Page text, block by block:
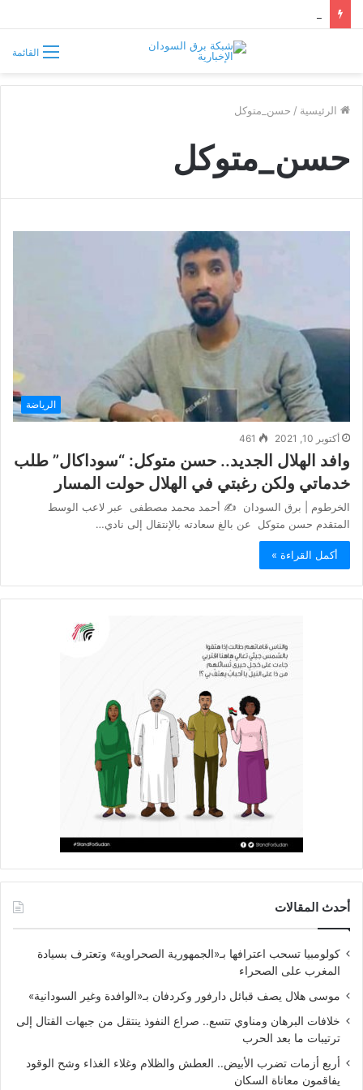
القائمة
الرئيسية / حسن_متوكل
حسن_متوكل
الرياضة
أكتوبر 10, 2021 461
وافد الهلال الجديد.. حسن متوكل: “سوداكال” طلب
خدماتي ولكن رغبتي في الهلال حولت المسار
الخرطوم | برق السودان ✍ أحمد محمد مصطفى عبر لاعب الوسط
المتقدم حسن متوكل عن بالغ سعادته بالإنتقال إلى نادي…
أكمل القراءة »
أحدث المقالات
كولومبيا تسحب اعترافها بـ«الجمهورية الصحراوية» وتعترف بسيادة
المغرب على الصحراء
موسى هلال يصف قبائل دارفور وكردفان بـ«الوافدة وغير السودانية»
خلافات البرهان ومناوي تتسع.. صراع النفوذ ينتقل من جبهات القتال إلى
ترتيبات ما بعد الحرب
أربع أزمات تضرب الأبيض.. العطش والظلام وغلاء الغذاء وشح الوقود
يفاقمون معاناة السكان